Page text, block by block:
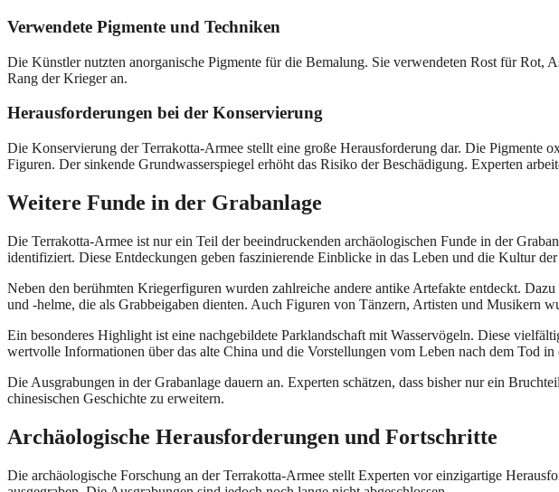
Verwendete Pigmente und Techniken
Die Künstler nutzten anorganische Pigmente für die Bemalung. Sie verwendeten Rost für
Rang der Krieger an.
Herausforderungen bei der Konservierung
Die Konservierung der Terrakotta-Armee stellt eine große Herausforderung dar. Die
Figuren. Der sinkende Grundwasserspiegel erhöht das Risiko der Beschädigung. Experten
Weitere Funde in der Grabanlage
Die Terrakotta-Armee ist nur ein Teil der beeindruckenden archäologischen Funde in der
identifiziert. Diese Entdeckungen geben faszinierende Einblicke in das Leben und die Kultur
Neben den berühmten Kriegerfiguren wurden zahlreiche andere antike Artefakte entdeckt.
und -helme, die als Grabbeigaben dienten. Auch Figuren von Tänzern, Artisten und Musikern
Ein besonderes Highlight ist eine nachgebildete Parklandschaft mit Wasservögeln. Diese
wertvolle Informationen über das alte China und die Vorstellungen vom Leben nach dem Tod in
Die Ausgrabungen in der Grabanlage dauern an. Experten schätzen, dass bisher nur ein
chinesischen Geschichte zu erweitern.
Archäologische Herausforderungen und Fortschritte
Die archäologische Forschung an der Terrakotta-Armee stellt Experten vor einzigartige